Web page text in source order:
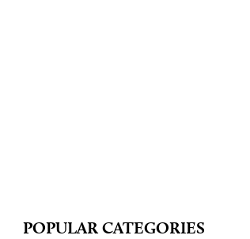
POPULAR CATEGORIES